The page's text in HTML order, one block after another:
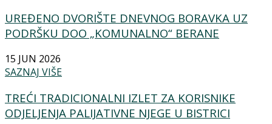
UREĐENO DVORIŠTE DNEVNOG BORAVKA UZ
PODRŠKU DOO „KOMUNALNO“ BERANE
15 JUN 2026
SAZNAJ VIŠE
TREĆI TRADICIONALNI IZLET ZA KORISNIKE
ODJELJENJA PALIJATIVNE NJEGE U BISTRICI